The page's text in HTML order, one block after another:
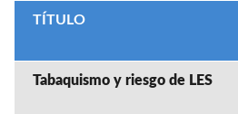
TÍTULO
Tabaquismo y riesgo de LES